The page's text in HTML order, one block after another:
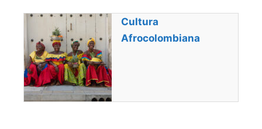
Cultura
Afrocolombiana